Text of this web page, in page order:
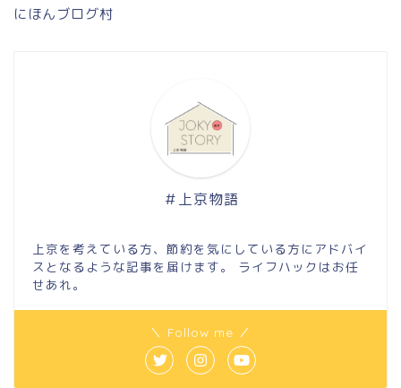
にほんブログ村
＃上京物語
上京を考えている方、節約を気にしている方にアドバイ
スとなるような記事を届けます。 ライフハックはお任
せあれ。
＼ Follow me ／